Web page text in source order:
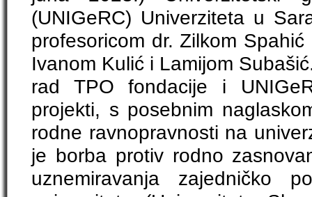
(UNIGeRC) Univerziteta u
profesoricom dr. Zilkom
Ivanom Kulić i Lamijom
rad TPO fondacije i
projekti, s posebnim
rodne ravnopravnosti na
je borba protiv rodno
uznemiravanja zajedničko